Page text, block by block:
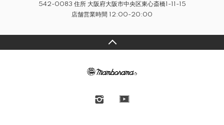
542-0083 住所 大阪府大阪市中央区東心斎橋1-11-15
店舗営業時間 12:00-20:00